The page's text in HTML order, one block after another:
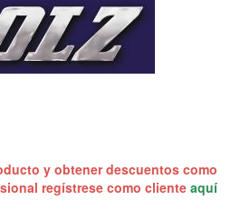
y obtener descuentos como
regístrese como cliente aquí